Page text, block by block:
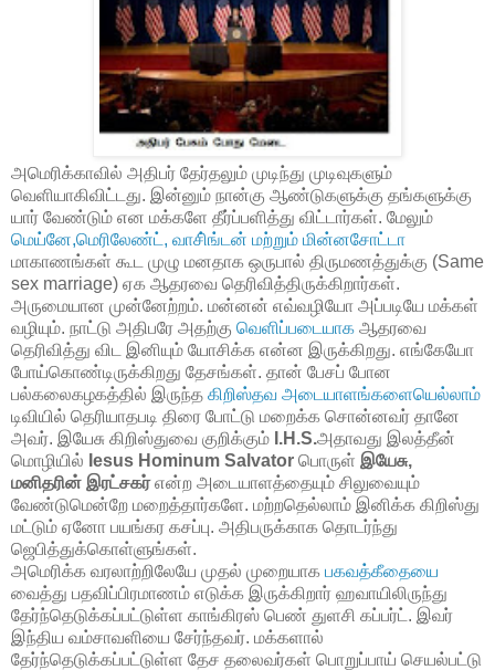
அமெரிக்காவில் அதிபர் தேர்தலும் முடிந்து முடிவுகளும்
வெளியாகிவிட்டது. இன்னும் நான்கு ஆண்டுகளுக்கு தங்களுக்கு
யார் வேண்டும் என மக்களே தீர்ப்பளித்து விட்டார்கள். மேலும்
மெய்னே,மெரிலேண்ட், வாசி்ங்டன் மற்றும் மின்னசோட்டா
மாகாணங்கள் கூட முழு மனதாக ஒருபால் திருமணத்துக்கு (Same
sex marriage) ஏக ஆதரவை தெரிவித்திருக்கிறார்கள்.
அருமையான முன்னேற்றம். மன்னன் எவ்வழியோ அப்படியே மக்கள்
வழியும். நாட்டு அதிபரே அதற்கு வெளிப்படையாக ஆதரவை
தெரிவித்து விட இனியும் யோசிக்க என்ன இருக்கிறது. எங்கேயோ
போய்கொண்டிருக்கிறது தேசங்கள். தான் பேசப் போன
பல்கலைகழகத்தில் இருந்த கிறிஸ்தவ அடையாளங்களையெல்லாம்
டிவியில் தெரியாதபடி திரை போட்டு மறைக்க சொன்னவர் தானே
அவர். இயேசு கிறிஸ்துவை குறிக்கும் I.H.S.அதாவது இலத்தீன்
மொழியில் Iesus Hominum Salvator பொருள் இயேசு,
மனிதரின் இரட்சகர்என்ற அடையாளத்தையும் சிலுவையும்
வேண்டுமென்றே மறைத்தார்களே. மற்றதெல்லாம் இனிக்க கிறிஸ்து
மட்டும் ஏனோ பயங்கர கசப்பு. அதிபருக்காக தொடர்ந்து
ஜெபித்துக்கொள்ளுங்கள்.
அமெரிக்க வரலாற்றிலேயே முதல் முறையாக பகவத்கீதையை
வைத்து பதவிப்பிரமாணம் எடுக்க இருக்கிறார் ஹவாயிலிருந்து
தேர்ந்தெடுக்கப்பட்டுள்ள காங்கிரஸ் பெண் துளசி கப்பர்ட். இவர்
இந்திய வம்சாவளியை சேர்ந்தவர். மக்களால்
தேர்ந்தெடுக்கப்பட்டுள்ள தேச தலைவர்கள் பொறுப்பாய் செயல்பட்டு